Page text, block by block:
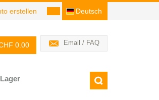
Deutsch
erstellen
Email / FAQ
0.00